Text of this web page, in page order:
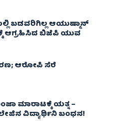
ಬಡವರಿಗಿಲ್ಲ ಆಯುಷ್ಮಾನ್
ಆಗ್ರಹಿಸಿದ ಬಿಜೆಪಿ ಯುವ
ಆರೋಪಿ ಸೆರೆ
ಮಾರಾಟಕ್ಕೆ ಯತ್ನ –
ವಿದ್ಯಾರ್ಥಿನಿ ಬಂಧನ!